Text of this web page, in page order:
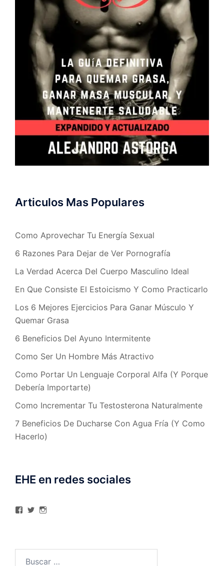
Articulos Mas Populares
Como Aprovechar Tu Energía Sexual
6 Razones Para Dejar de Ver Pornografía
La Verdad Acerca Del Cuerpo Masculino Ideal
En Que Consiste El Estoicismo Y Como Practicarlo
Los 6 Mejores Ejercicios Para Ganar Músculo Y
Quemar Grasa
6 Beneficios Del Ayuno Intermitente
Como Ser Un Hombre Más Atractivo
Como Portar Un Lenguaje Corporal Alfa (Y Porque
Debería Importarte)
Como Incrementar Tu Testosterona Naturalmente
7 Beneficios De Ducharse Con Agua Fría (Y Como
Hacerlo)
EHE en redes sociales
Ver
Facebook
Ver
TwitterInstagram